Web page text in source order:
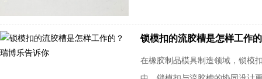
锁模扣的流胶槽是怎样工作
在橡胶制品模具制造领域，锁模